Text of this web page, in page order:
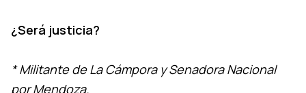
¿Será justicia?
* Militante de La Cámpora y Senadora Nacional
por Mendoza.